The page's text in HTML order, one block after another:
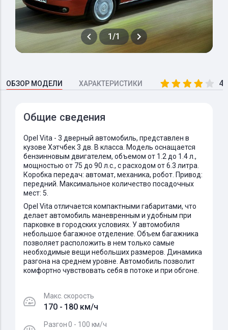
1/1
ОБЗОР МОДЕЛИ ХАРАКТЕРИСТИКИ
Общие сведения
Opel Vita - 3 дверный автомобиль, представлен в
кузове Хэтчбек 3 дв. B класса. Модель оснащается
бензинновым двигателем, объемом от 1.2 до 1.4 л.,
мощностью от 75 до 90 л.с., с расходом от 6.3 литра.
Коробка передач: автомат, механика, робот. Привод:
передний. Максимальное количество посадочных
мест: 5.
Opel Vita отличается компактными габаритами, что
делает автомобиль маневренным и удобным при
парковке в городских условиях. У автомобиля
небольшое багажное отделение. Объем багажника
позволяет расположить в нем только самые
необходимые вещи небольших размеров. Динамика
разгона на среднем уровне. Автомобиль позволит
комфортно чувствовать себя в потоке и при обгоне.
Макс. скорость
170 - 180 км/ч
Разгон 0 - 100 км/ч